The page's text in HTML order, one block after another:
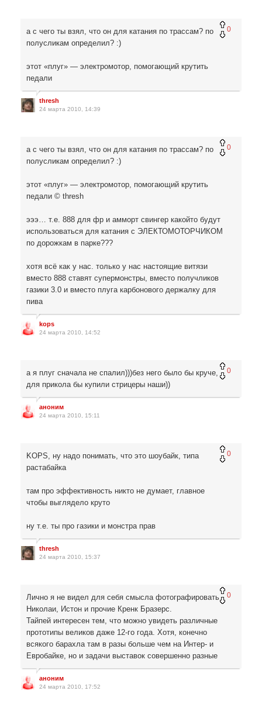
0
а с чего ты взял, что он для катания по трассам? по
полусликам определил? :)
этот «плуг» — электромотор, помогающий крутить
педали
thresh
24 марта 2010, 14:39
0
а с чего ты взял, что он для катания по трассам? по
полусликам определил? :)
этот «плуг» — электромотор, помогающий крутить
педали © thresh
эээ… т.е. 888 для фр и амморт свингер какойто будут
использоваться для катания с ЭЛЕКТОМОТОРЧИКОМ
по дорожкам в парке???
хотя всё как у нас. только у нас настоящие витязи
вместо 888 ставят супермонстры, вместо получликов
газики 3.0 и вместо плуга карбонового держалку для
пива
kops
24 марта 2010, 14:52
0
а я плуг сначала не спалил)))без него было бы круче,
для прикола бы купили стрицеры наши))
аноним
24 марта 2010, 15:11
0
KOPS, ну надо понимать, что это шоубайк, типа
растабайка
там про эффективность никто не думает, главное
чтобы выглядело круто
ну т.е. ты про газики и монстра прав
thresh
24 марта 2010, 15:37
0
Лично я не видел для себя смысла фотографировать
Николаи, Истон и прочие Кренк Бразерс.
Тайпей интересен тем, что можно увидеть различные
прототипы великов даже 12-го года. Хотя, конечно
всякого барахла там в разы больше чем на Интер- и
Евробайке, но и задачи выставок совершенно разные
аноним
24 марта 2010, 17:52